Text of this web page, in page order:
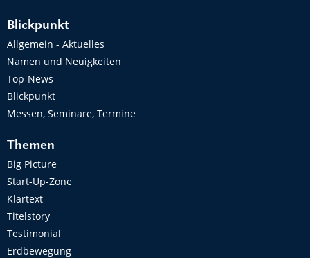
Blickpunkt
Allgemein - Aktuelles
Namen und Neuigkeiten
Top-News
Blickpunkt
Messen, Seminare, Termine
Themen
Big Picture
Start-Up-Zone
Klartext
Titelstory
Testimonial
Erdbewegung